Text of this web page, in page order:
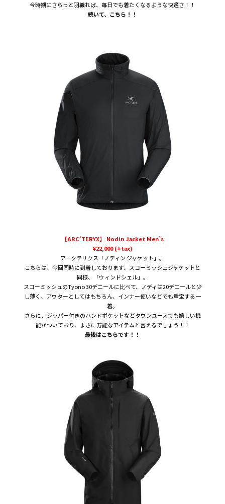
今時期にさらっと羽織れば、毎日でも着たくなるような快適さ！！
続いて、こちら！！
【ARC’TERYX】 Nodin Jacket Men’s
¥22,000 (+tax)
アークテリクス「ノディン ジャケット」。
こちらは、今回同時に到着しております、スコーミッシュジャケットと
同様、「ウィンドシェル」。
スコーミッシュのTyono 30デニールに比べて、ノディは20デニールと少
し薄く、アウターとしてはもちろん、インナー使いなどでも重宝する一
着。
さらに、ジッパー付きのハンドポケットなどタウンユースでも嬉しい機
能がついており、まさに万能なアイテムと言えるでしょう！！
最後はこちらです！！